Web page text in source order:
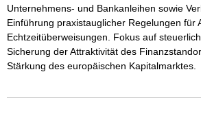
Unternehmens- und Bankanleihen sowie
Einführung praxistauglicher Regelungen für
Echtzeitüberweisungen. Fokus auf
Sicherung der Attraktivität des
Stärkung des europäischen Kapitalmarktes.